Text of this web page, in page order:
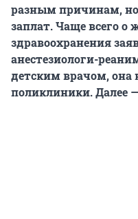
разным причинам, но
заплат. Чаще всего о
здравоохранения
анестезиологи-
детским врачом,она
поликлиники. Далее